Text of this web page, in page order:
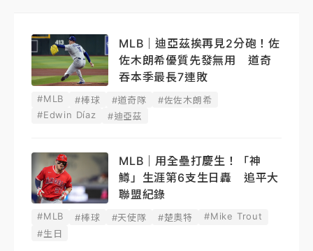
MLB｜迪亞茲挨再見2分砲！佐
佐木朗希優質先發無用 道奇
吞本季最長7連敗
#MLB #棒球 #道奇隊
#佐佐木朗希
#Edwin Díaz
#迪亞茲
MLB｜用全壘打慶生！「神
鱒」生涯第6支生日轟 追平大
聯盟紀錄
#MLB #棒球 #天使隊 #楚奧特
#Mike Trout
#生日